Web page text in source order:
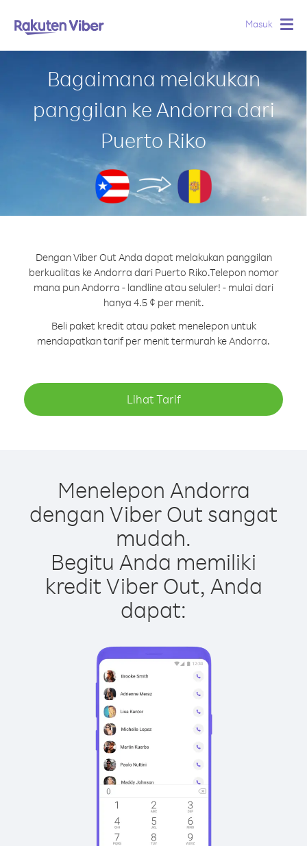
Masuk
Bagaimana melakukan
panggilan ke Andorra dari
Puerto Riko
Dengan Viber Out Anda dapat melakukan panggilan
berkualitas ke Andorra dari Puerto Riko.Telepon nomor
mana pun Andorra - landline atau seluler! - mulai dari
hanya 4.5 ¢ per menit.
Beli paket kredit atau paket menelepon untuk
mendapatkan tarif per menit termurah ke Andorra.
Lihat Tarif
Menelepon Andorra
dengan Viber Out sangat
mudah.
Begitu Anda memiliki
kredit Viber Out, Anda
dapat: